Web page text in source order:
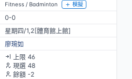
Fitness / Badminton 模擬
0-0
星期四/1,2[體育館上館]
廖琬如
上限 46
現選 48
餘額 -2